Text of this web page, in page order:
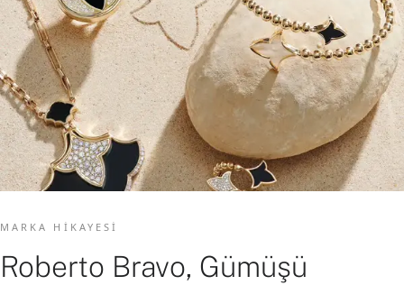
MARKA HIKAYESI
Roberto Bravo, Gümüşü